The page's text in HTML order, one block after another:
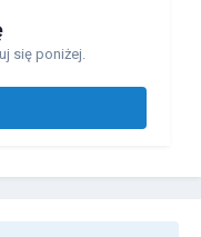
się poniżej.